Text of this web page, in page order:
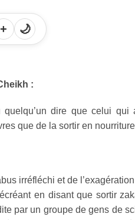
+ 🌙
:
quelqu’un dire que celui
que de la sortir en
irréfléchi et de
en disant que sortir
par un groupe de gens de